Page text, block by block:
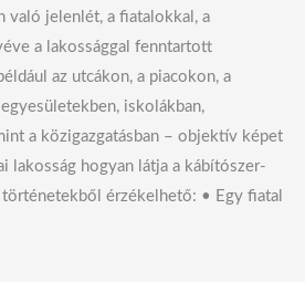
való jelenlét, a fiatalokkal, a
a lakossággal fenntartott
az utcákon, a piacokon, a
iskolákban,
a közigazgatásban – objektív képet
lakosság hogyan látja a kábítószer-
történetekből érzékelhető: • Egy fiatal